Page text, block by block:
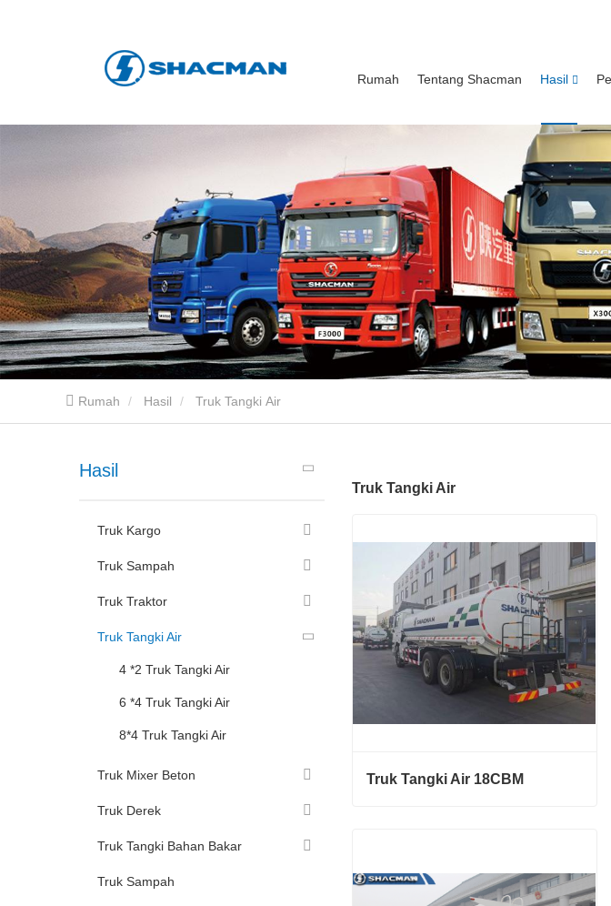
Rumah Tentang Shacman Hasil
Rumah Hasil Truk Tangki Air
Hasil
Truk Kargo
Truk Sampah
Truk Traktor
Truk Tangki Air
4 *2 Truk Tangki Air
6 *4 Truk Tangki Air
8*4 Truk Tangki Air
Truk Mixer Beton
Truk Derek
Truk Tangki Bahan Bakar
Truk Sampah
Truk Tangki Air
Truk Tangki Air 18CBM